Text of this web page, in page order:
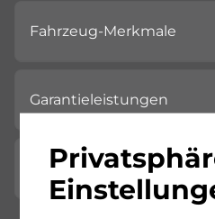
Fahrzeug-Merkmale
Garantieleistungen
Standort